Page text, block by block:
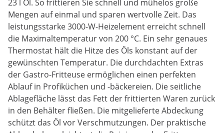
23 l Öl. So frittieren Sie schnell und mühelos große
Mengen auf einmal und sparen wertvolle Zeit. Das
leistungsstarke 3000-W-Heizelement erreicht schnell
die Maximaltemperatur von 200 °C. Ein sehr genaues
Thermostat hält die Hitze des Öls konstant auf der
gewünschten Temperatur. Die durchdachten Extras
der Gastro-Fritteuse ermöglichen einen perfekten
Ablauf in Profiküchen und -bäckereien. Die seitliche
Ablagefläche lässt das Fett der frittierten Waren zurück
in den Behälter fließen. Die mitgelieferte Abdeckung
schützt das Öl vor Verschmutzungen. Der praktische